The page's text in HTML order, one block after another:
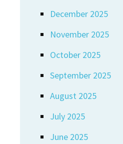
December 2025
November 2025
October 2025
September 2025
August 2025
July 2025
June 2025